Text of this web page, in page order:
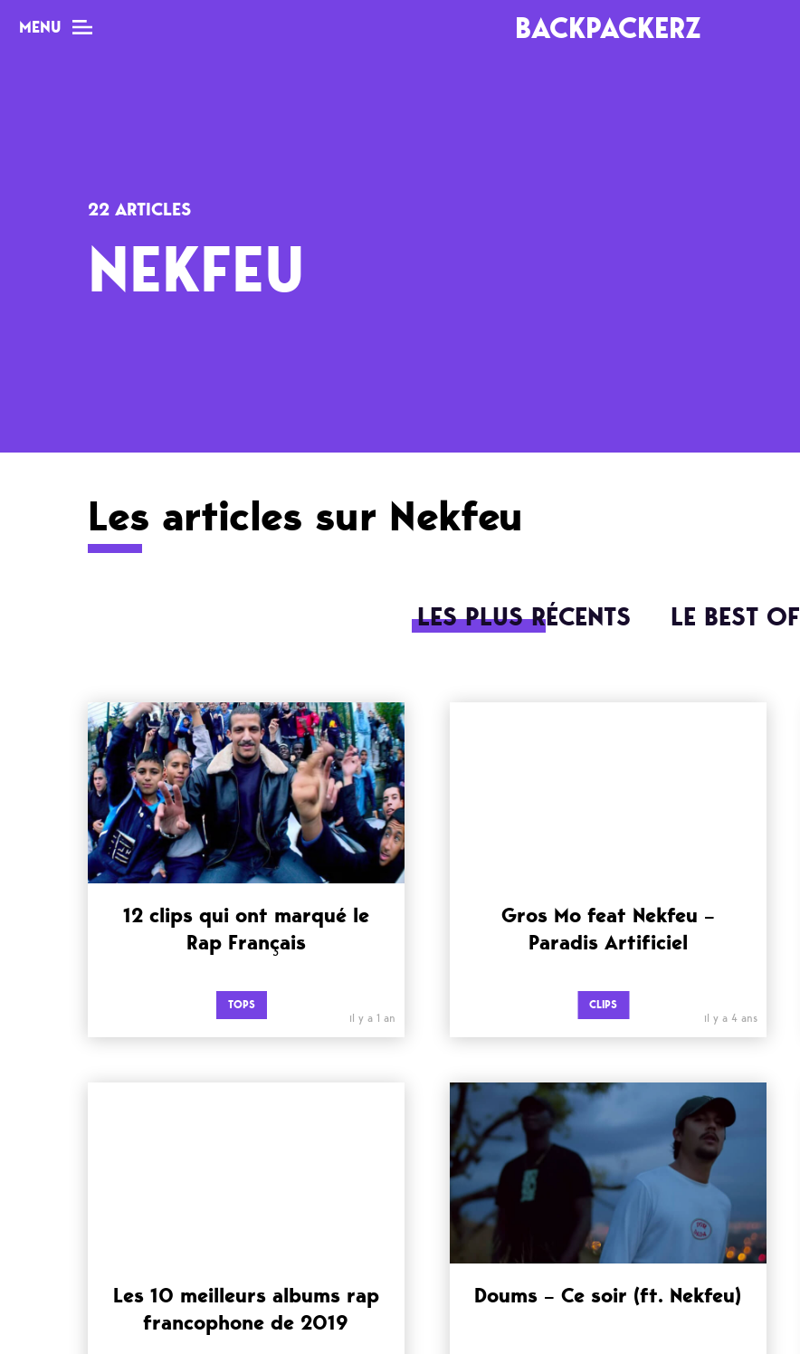
MENU BACKPACKERZ
Tops
Interviews
Chroniques
22 ARTICLES
NEKFEU
Les articles sur Nekfeu
LES PLUS RÉCENTS LE BEST OF
12 clips qui ont marqué le
Rap Français
TOPS
il y a 1 an
Gros Mo feat Nekfeu –
Paradis Artificiel
CLIPS
il y a 4 ans
Les 10 meilleurs albums rap
francophone de 2019
Doums – Ce soir (ft. Nekfeu)